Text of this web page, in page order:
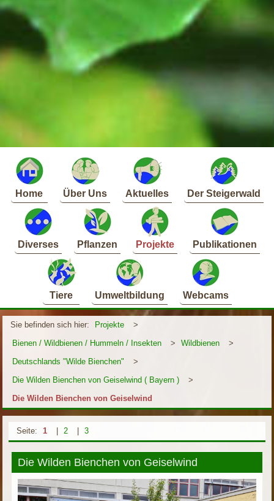
Home Über Uns Aktuelles Der Steigerwald
Diverses Pflanzen Projekte Publikationen
Tiere Umweltbildung Webcams
Sie befinden sich hier: Projekte
>
Bienen / Wildbienen / Hummeln / Insekten
> Wildbienen
>
Deutschlands "Wilde Bienchen"
>
Die Wilden Bienchen von Geiselwind ( Bayern )
>
Die Wilden Bienchen von Geiselwind
Seite: 1 2 3
Die Wilden Bienchen von Geiselwind